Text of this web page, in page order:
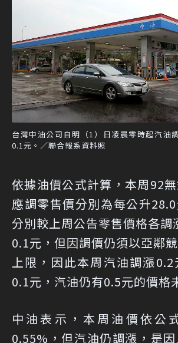
台灣中油公司自明（1）日凌晨零時起汽油
0.1元。／聯合報系資料照
依據油價公式計算，本周92
應調零售價分別為每公升28.0
分別較上周公告零售價格各調
0.1元，但因調價仍須以亞鄰
上限，因此本周汽油調漲
0.1元，汽油仍有0.5元的價格
中油表示，本周油價依公
0.55%，但汽油仍調漲，是